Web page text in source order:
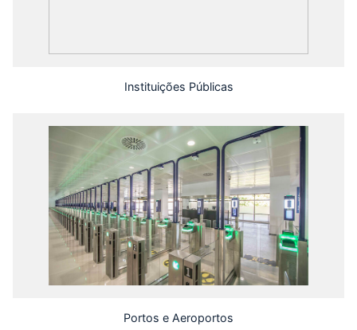
Instituições Públicas
Portos e Aeroportos